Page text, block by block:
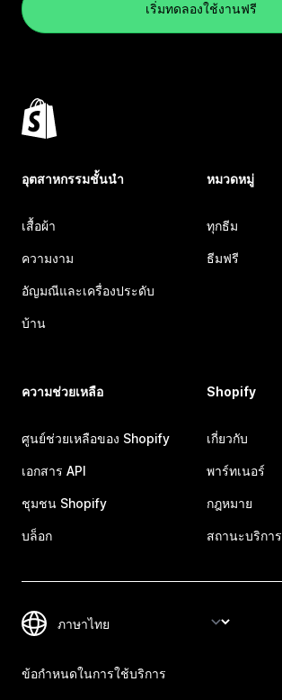
เริ่มทดลองใช้งานฟรี
อุตสาหกรรมชั้นนำ
เสื้อผ้า
ความงาม
อัญมณีและเครื่องประดับ
บ้าน
หมวดหมู่
ทุกธีม
ธีมฟรี
ความช่วยเหลือ
ศูนย์ช่วยเหลือของ Shopify
เอกสาร API
ชุมชน Shopify
บล็อก
Shopify
เกี่ยวกับ
พาร์ทเนอร์
กฎหมาย
สถานะบริการ
ข้อกำหนดในการใช้บริการ